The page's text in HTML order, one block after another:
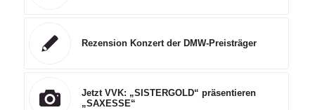
Rezension Konzert der DMW-Preisträger
Jetzt VVK: „SISTERGOLD“ präsentieren
„SAXESSE“